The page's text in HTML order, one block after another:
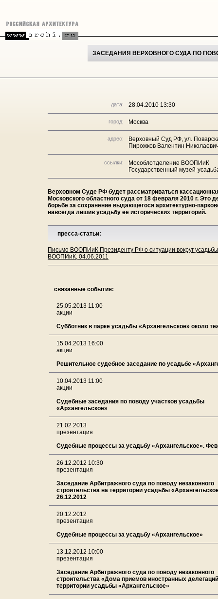
ЗАСЕДАНИЯ ВЕРХОВНОГО СУДА ПО
дата: 28.04.2010 13:30
город: Москва
адрес:
Верховный Суд РФ, ул.
Пирожков Валентин
ссылки:
Мособлотделение ВООПИиК
Государственный музей-
Верховном Суде РФ будет рассматриваться
Московского областного суда от 18 февраля 2010 г. Это
борьбе за сохранение выдающегося архитектурно-
навсегда лишив усадьбу ее исторических территорий.
пресса-статьи:
Письмо ВООПИиК Президенту РФ о ситуации вокруг
ВООПИиК, 04.06.2011
связанные события:
25.05.2013 11:00
акции
Субботник в парке усадьбы «Архангельское» около
15.04.2013 16:00
акции
Решительное судебное заседание по усадьбе
10.04.2013 11:00
акции
Судебные заседания по поводу участков усадьбы
«Архангельское»
21.02.2013
презентация
Судебные процессы за усадьбу «Архангельское».
26.12.2012 10:30
презентация
Заседание Арбитражного суда по поводу незаконного
строительства на территории усадьбы
26.12.2012
20.12.2012
презентация
Судебные процессы за усадьбу «Архангельское»
13.12.2012 10:00
презентация
Заседание Арбитражного суда по поводу незаконного
строительства «Дома приемов иностранных
территории усадьбы «Архангельское»